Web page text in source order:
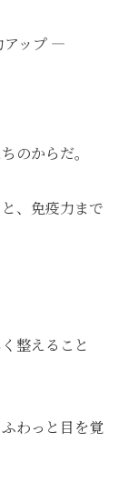
アップ ―
のからだ。
、免疫力まで
整えること
わっと目を覚